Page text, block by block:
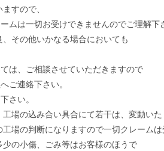
すので、
は一切お受けできませんのでご理解下
その他いかなる場合においても
は、ご相談させていただきますので
ご連絡下さい。
さい。
場の込み合い具合にて若干は、変動いた
場の判断になりますので一切クレームは
の小傷、ごみ等はお客様のほうで